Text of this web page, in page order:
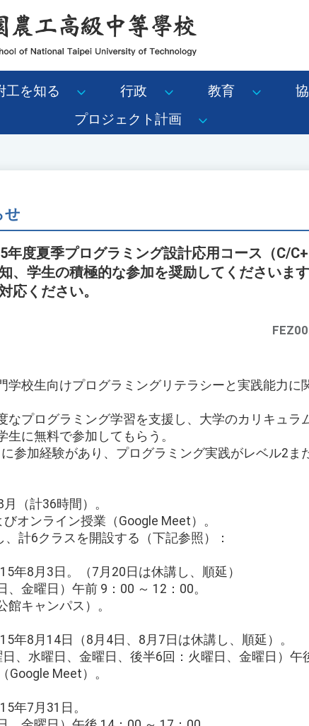
工を知る 行政 教育
プロジェクト計画
せ
年度夏季プログラミング設計応用コース（C/
、学生の積極的な参加を奨励してくださいま
応ください。
学校生向けプログラミングリテラシーと実践能力に
なプログラミング学習を支援し、大学のカリキュラ
に無料で参加してもらう。
参加経験があり、プログラミング実践がレベル2ま
（計36時間）。
オンライン授業（Google Meet）。
計6クラスを開設する（下記参照）：
年8月3日。（7月20日は休講し、順延）
金曜日）午前 9：00 ～ 12：00。
キャンパス）。
年8月14日（8月4日、8月7日は休講し、順延）。
、水曜日、金曜日、後半6回：火曜日、金曜日）午
Google Meet）。
年7月31日。